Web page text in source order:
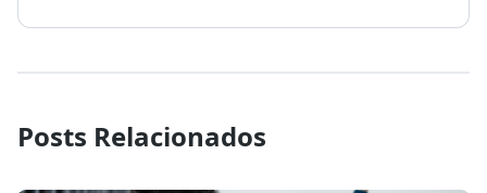
Posts Relacionados